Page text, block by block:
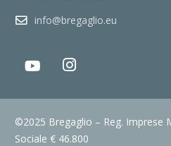
info@bregaglio.eu
©2025 Bregaglio – Reg. Imprese
Sociale € 46.800